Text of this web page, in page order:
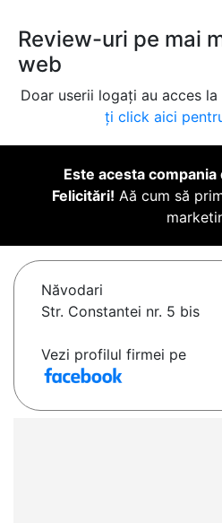
Review-uri pe mai
web
Doar userii logați au acces
ți click aici
Este acesta
Felicitări! Aă cum să
Năvodari
Str. Constantei nr. 5 bis
Vezi profilul firmei pe